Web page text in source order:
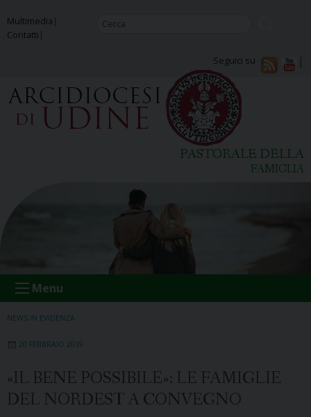
to
content
Multimedia
Contatti
Seguici su
PASTORALE DELLA
FAMIGLIA
Menu
NEWS IN EVIDENZA
20 FEBBRAIO 2019
«IL BENE POSSIBILE»: LE FAMIGLIE
DEL NORDEST A CONVEGNO